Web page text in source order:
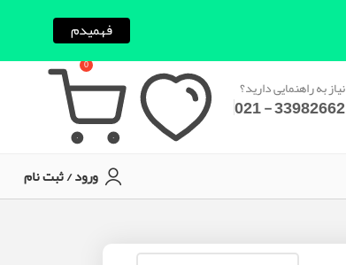
نیاز به راهنمایی دارید؟
33982662 - 021
0
ورود / ثبت نام
فهمیدم